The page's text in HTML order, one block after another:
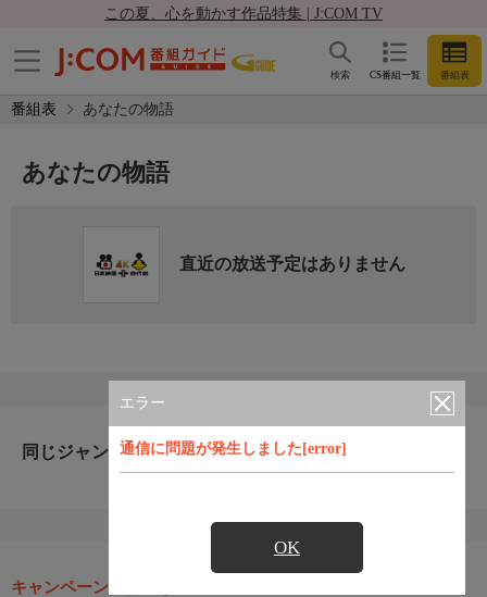
この夏、心を動かす作品特集 | J:COM TV
CS番組一覧 番組表
検索
番組表 あなたの物語
エラー
通信に問題が発生しました[error]
OK
あなたの物語
直近の放送予定はありません
同じジャンルのおすすめ番組
キャンペーン・お得な情報